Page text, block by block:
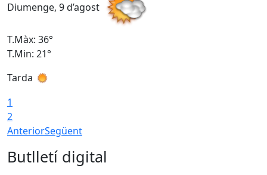
Diumenge, 9 d’agost
T.Màx: 36°
T.Min: 21°
Tarda
1
2
AnteriorSegüent
Butlletí digital